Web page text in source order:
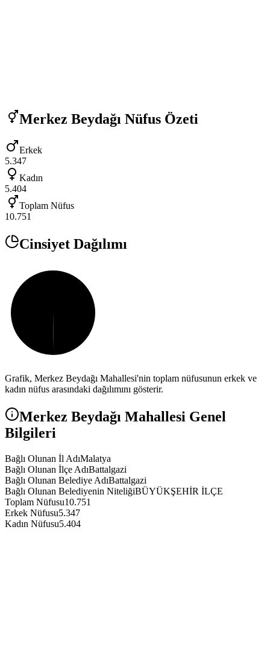
Merkez Beydağı Nüfus Özeti
Erkek
5.347
Kadın
5.404
Toplam Nüfus
10.751
Cinsiyet Dağılımı
Grafik, Merkez Beydağı Mahallesi'nin toplam nüfusunun erkek ve
kadın nüfus arasındaki dağılımını gösterir.
Merkez Beydağı Mahallesi Genel
Bilgileri
Bağlı Olunan İl AdıMalatya
Bağlı Olunan İlçe AdıBattalgazi
Bağlı Olunan Belediye AdıBattalgazi
Bağlı Olunan Belediyenin NiteliğiBÜYÜKŞEHİR İLÇE
Toplam Nüfusu10.751
Erkek Nüfusu5.347
Kadın Nüfusu5.404